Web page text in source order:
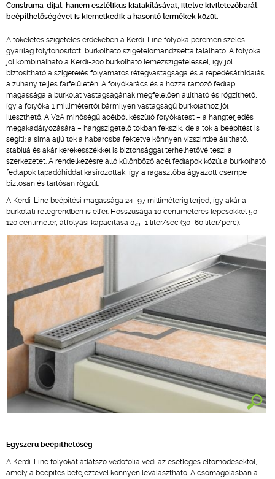
Construma-díjat, hanem esztétikus kialakításával, illetve kivitelezőbarát
beépíthetőségével is kiemelkedik a hasonló termékek közül.
A tökéletes szigetelés érdekében a Kerdi-Line folyóka peremén széles,
gyárilag folytonosított, burkolható szigetelőmandzsetta található. A folyóka
jól kombinálható a Kerdi-200 burkolható lemezszigeteléssel, így jól
biztosítható a szigetelés folyamatos rétegvastagsága és a repedésáthidalás
a zuhany teljes falfelületén. A folyókarács és a hozzá tartozó fedlap
magassága a burkolat vastagságának megfelelően állítható és rögzíthető,
így a folyóka 1 millimétertől bármilyen vastagságú burkolathoz jól
illeszthető. A V2A minőségű acélból készülő folyókatest – a hangterjedés
megakadályozására – hangszigetelő tokban fekszik, de a tok a beépítést is
segíti: a sima aljú tok a habarcsba fektetve könnyen vízszintbe állítható,
stabillá és akár kerekesszékkel is biztonsággal terhelhetővé teszi a
szerkezetet. A rendelkezésre álló különböző acél fedlapok közül a burkolható
fedlapok tapadóhíddal kasírozottak, így a ragasztóba ágyazott csempe
biztosan és tartósan rögzül.
A Kerdi-Line beépítési magassága 24–97 milliméterig terjed, így akár a
burkolati rétegrendben is elfér. Hosszúsága 10 centiméteres lépcsőkkel 50–
120 centiméter, átfolyási kapacitása 0,5–1 liter/sec (30–60 liter/perc).
Egyszerű beépíthetőség
A Kerdi-Line folyókát átlátszó védőfólia védi az esetleges eltömődésektől,
amely a beépítés befejeztével könnyen leválasztható. A csomagolásban a